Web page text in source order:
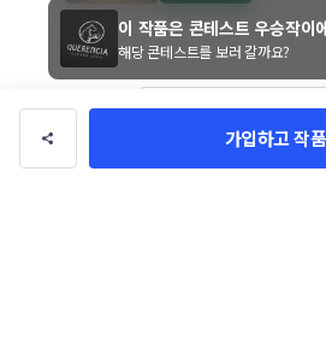
좋아요 56
가입하고 작
이 작품은 콘테스트 우승작이
해당 콘테스트를 보러 갈까요?